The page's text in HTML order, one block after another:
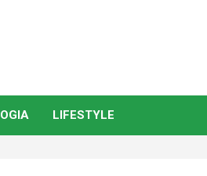
LIFESTYLE